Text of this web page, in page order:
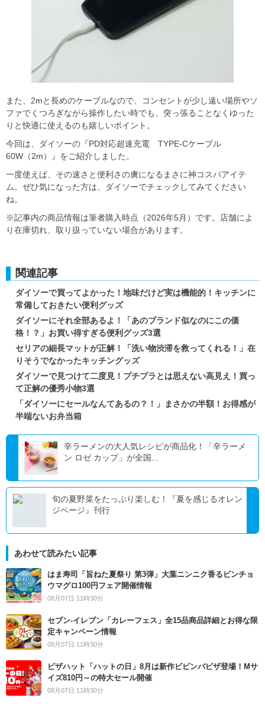
また、2mと長めのケーブルなので、コンセントが少し遠い場所やソ
ファでくつろぎながら操作したい時でも、突っ張ることなくゆった
りと快適に使えるのも嬉しいポイント。
今回は、ダイソーの『PD対応超速充電 TYPE-Cケーブル
60W（2m）』をご紹介しました。
一度使えば、その速さと便利さの虜になるまさに神コスパアイテ
ム。ぜひ気になった方は、ダイソーでチェックしてみてください
ね。
※記事内の商品情報は筆者購入時点（2026年5月）です。店舗によ
り在庫切れ、取り扱っていない場合があります。
関連記事
ダイソーで買ってよかった！地味だけど実は機能的！キッチンに
常備しておきたい便利グッズ
ダイソーにそれ全部あるよ！「あのブランド似なのにこの価
格！？」お買い得すぎる便利グッズ3選
セリアの細長マットが正解！「洗い物渋滞を救ってくれる！」在
りそうでなかったキッチングッズ
ダイソーで見つけて二度見！プチプラとは思えない高見え！買っ
て正解の優秀小物3選
「ダイソーにセールなんてあるの？！」まさかの半額！お得感が
半端ないお弁当箱
辛ラーメンの大人気レシピが商品化！「辛ラーメ
ン ロゼ カップ」が全国...
旬の夏野菜をたっぷり楽しむ！『夏を感じるオレン
ジページ』刊行
あわせて読みたい記事
はま寿司「旨ねた夏祭り 第3弾」大葉ニンニク香るビンチョ
ウマグロ100円フェア開催情報
08月07日 11時30分
セブン‐イレブン「カレーフェス」全15品商品詳細とお得な限
定キャンペーン情報
08月07日 11時30分
ピザハット「ハットの日」8月は新作ビビンバピザ登場！Mサ
イズ810円～の特大セール開催
08月07日 11時30分